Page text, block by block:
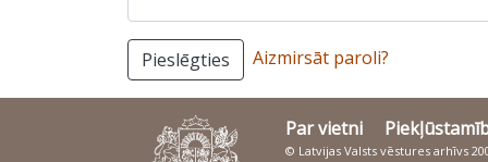
Pieslēgties Aizmirsāt paroli?
Par vietni
© Latvijas Valsts vēstures arhīvs